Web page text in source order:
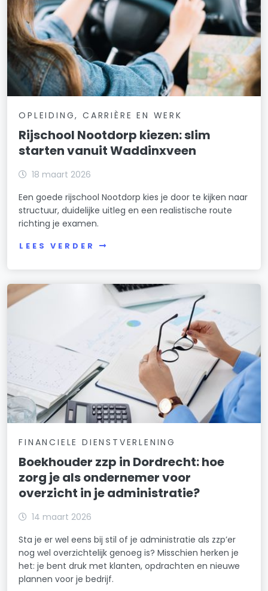
OPLEIDING, CARRIÈRE EN WERK
Rijschool Nootdorp kiezen: slim
starten vanuit Waddinxveen
18 maart 2026
Een goede rijschool Nootdorp kies je door te kijken naar
structuur, duidelijke uitleg en een realistische route
richting je examen.
LEES VERDER
FINANCIELE DIENSTVERLENING
Boekhouder zzp in Dordrecht: hoe
zorg je als ondernemer voor
overzicht in je administratie?
14 maart 2026
Sta je er wel eens bij stil of je administratie als zzp’er
nog wel overzichtelijk genoeg is? Misschien herken je
het: je bent druk met klanten, opdrachten en nieuwe
plannen voor je bedrijf.